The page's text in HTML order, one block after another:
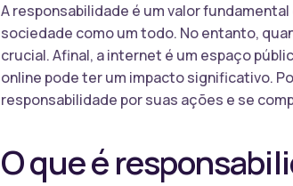
A responsabilidade é um valor
sociedade como um todo. No entanto,
crucial. Afinal, a internet é um espaço
online pode ter um impacto significativo.
responsabilidade por suas ações e se
O que é